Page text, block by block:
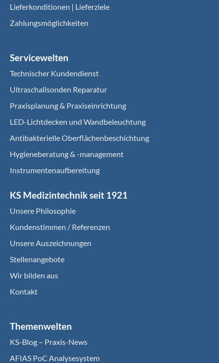
Lieferkonditionen | Lieferziele
Zahlungsmöglichkeiten
Servicewelten
Technischer Kundendienst
Ultraschallsonden Reparatur
Praxisplanung & Praxiseinrichtung
LED-Lichtdecken und Wandbeleuchtung
Antibakterielle Oberflächenbeschichtung
Hygieneberatung & -management
Instrumentenaufbereitung
KS Medizintechnik seit 1921
Unsere Philosophie
Kundenstimmen / Referenzen
Unsere Auszeichnungen
Stellenangebote
Wir bilden aus
Kontakt
Themenwelten
KS-Blog – Praxis-News
AFIAS PoC Analysesystem